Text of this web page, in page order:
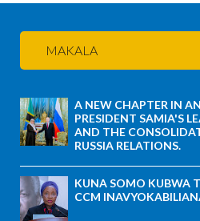
MAKALA
A NEW CHAPTER IN
PRESIDENT SAMIA'S
AND THE
RUSSIA RELATIONS.
KUNA SOMO KUBWA
CCM